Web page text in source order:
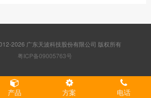
2026 广东天波科技股份有限公司 版权所有
粤ICP备09005763号
产品 方案 电话